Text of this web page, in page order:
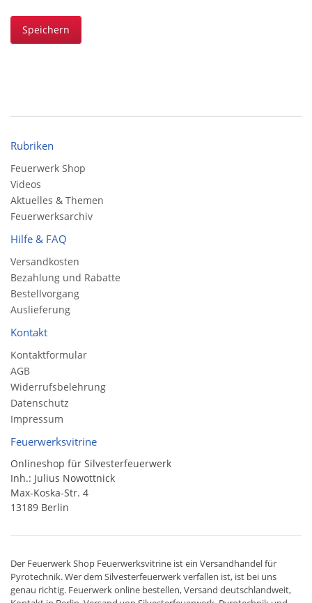
Speichern
Rubriken
Feuerwerk Shop
Videos
Aktuelles & Themen
Feuerwerksarchiv
Hilfe & FAQ
Versandkosten
Bezahlung und Rabatte
Bestellvorgang
Auslieferung
Kontakt
Kontaktformular
AGB
Widerrufsbelehrung
Datenschutz
Impressum
Feuerwerksvitrine
Onlineshop für Silvesterfeuerwerk
Inh.: Julius Nowottnick
Max-Koska-Str. 4
13189 Berlin
Der Feuerwerk Shop Feuerwerksvitrine ist ein Versandhandelfür
Pyrotechnik. Wer dem Silvesterfeuerwerk verfallen ist, ist bei uns
genau richtig. Feuerwerk online bestellen,Versand deutschlandweit,